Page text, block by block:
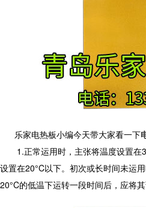
乐家电热板小编今天带大家看一下
1.正常运用时，主张将温度设置在
设置在20°C以下。初次或长时间未运
20°C的低温下运转一段时间后，应将